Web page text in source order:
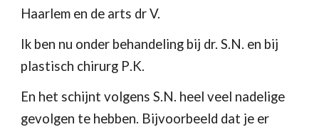
Haarlem en de arts dr V.
Ik ben nu onder behandeling bij dr. S.N. en bij
plastisch chirurg P.K.
En het schijnt volgens S.N. heel veel nadelige
gevolgen te hebben. Bijvoorbeeld dat je er